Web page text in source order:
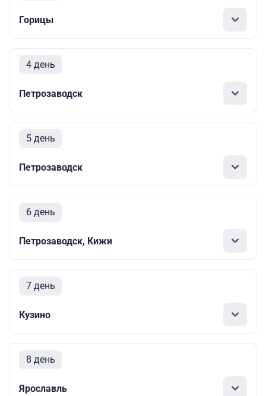
Горицы
4 день
Петрозаводск
5 день
Петрозаводск
6 день
Петрозаводск, Кижи
7 день
Кузино
8 день
Ярославль